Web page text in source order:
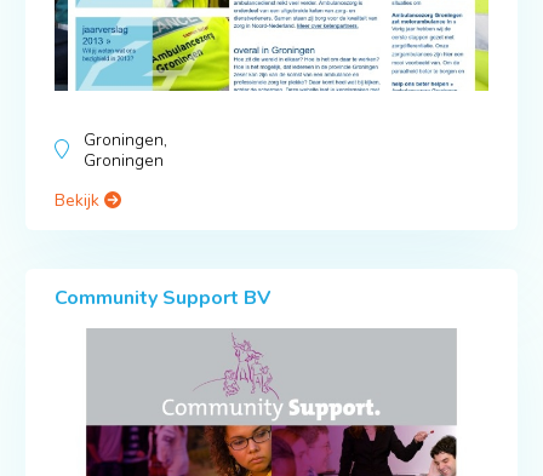
Groningen,
Groningen
Bekijk
Community Support BV